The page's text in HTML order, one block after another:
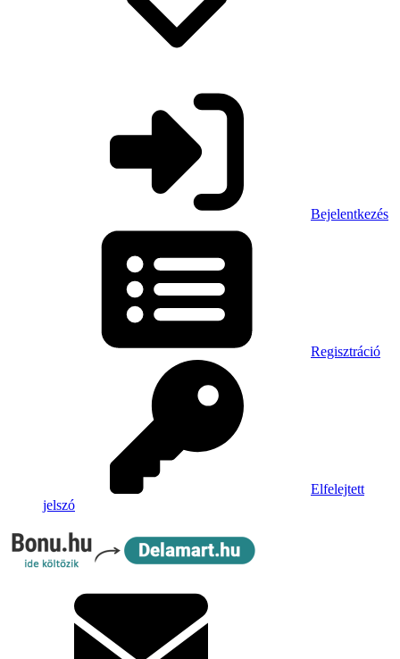
Bejelentkezés
Regisztráció
Elfelejtett
jelszó